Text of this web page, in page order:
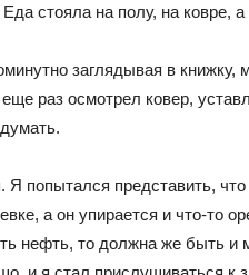
стояла на полу, на ковре,
заглядывая в
раз осмотрел ковер,
попытался представить, что
а он упирается и что-то
нефть, то должна же быть и